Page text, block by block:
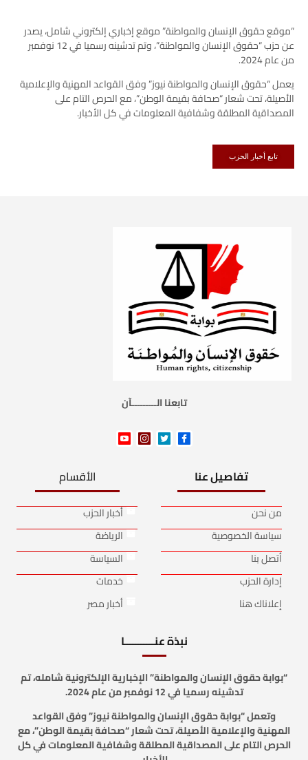
“موقع حقوق الإنسان والمواطنة” موقع إخباري إلكتروني شامل، يصدر
عن حزب “حقوق الإنسان والمواطنة”، وتم تدشينه رسميا في 12 نوفمبر
من عام 2024.
يعمل “حقوق الإنسان والمواطنة نيوز” وفق القواعد المهنية والإعلامية
الأصيلة، تحت شعار “صحافة بقيمة الوطن”، مع الحرص التام على
المصداقية المطلقة وشفافية المعلومات في كل الأخبار.
تابع أخبار الحزب
تابعنا الـــــــــآن
تفاصيل عنا
من نحن
سياسة الخصوصية
أتصل بنا
إدارة الحزب
إعلاناك هنا
الأقسام
أخبار الحزب
الرياضة
السياسة
خدمات
أخبار مصر
نبذة عنـــــــــــا
“بوابة حقوق الإنسان والمواطنة” الإخبارية الإلكترونية شامله، تم
تدشينه رسميا في 12 نوفمبر من عام 2024.
وتعمل “بوابة حقوق الإنسان والمواطنة نيوز” وفق القواعد
المهنية والإعلامية الأصيلة، تحت شعار “صحافة بقيمة الوطن”، مع
الحرص التام على المصداقية المطلقة وشفافية المعلومات في كل